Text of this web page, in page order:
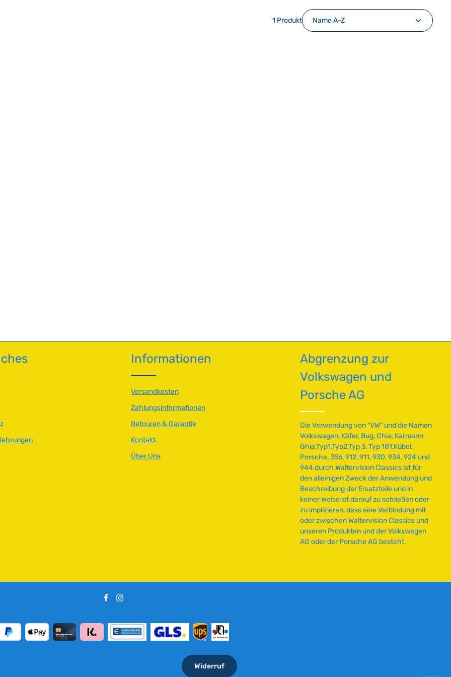
1 Produkt
Wert ein oder benutze die Schaltflächen um die Anzahl zu erhöhen oder zu
Informationen
Versandkosten
Zahlungsinformationen
Retouren & Garantie
Kontakt
Über Uns
Abgrenzung zur
Volkswagen und
Porsche AG
Die Verwendung von "VW" und die Namen
Volkswagen, Käfer, Bug, Ghia, Karmann
Ghia,Typ1,Typ2,Typ 3, Typ 181,Kübel,
Porsche, 356, 912, 911, 930, 934, 924 und
944 durch Waltervision Classics ist für
den alleinigen Zweck der Anwendung und
Beschreibung der Ersatzteile und in
keiner Weise ist darauf zu schließen oder
zu implizieren, dass eine Verbindung mit
oder zwischen Waltervision Classics und
unseren Produkten und der Volkswagen
AG oder der Porsche AG besteht.
Widerruf